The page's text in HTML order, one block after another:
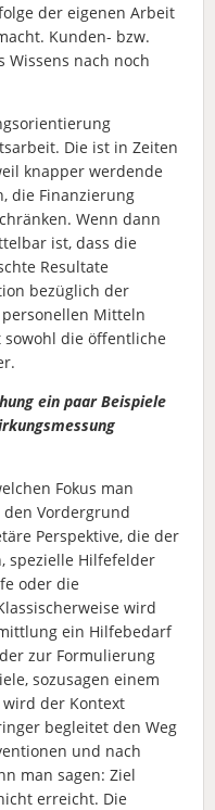
der eigenen Arbeit
Kunden- bzw.
nach noch
Die ist in Zeiten
knapper werdende
die Finanzierung
Wenn dann
ist, dass die
Resultate
bezüglich der
Mitteln
die öffentliche
ein paar Beispiele
Fokus man
Vordergrund
Perspektive, die der
spezielle Hilfefelder
oder die
wird
ein Hilfebedarf
zur Formulierung
sozusagen einem
der Kontext
begleitet den Weg
und nach
man sagen: Ziel
erreicht. Die